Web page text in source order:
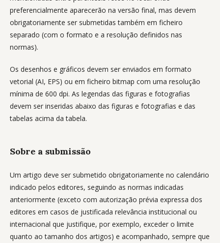
preferencialmente aparecerão na versão final, mas devem
obrigatoriamente ser submetidas também em ficheiro
separado (com o formato e a resolução definidos nas
normas).
Os desenhos e gráficos devem ser enviados em formato
vetorial (AI, EPS) ou em ficheiro bitmap com uma resolução
mínima de 600 dpi. As legendas das figuras e fotografias
devem ser inseridas abaixo das figuras e fotografias e das
tabelas acima da tabela.
Sobre a submissão
Um artigo deve ser submetido obrigatoriamente no calendário
indicado pelos editores, seguindo as normas indicadas
anteriormente (exceto com autorização prévia expressa dos
editores em casos de justificada relevância institucional ou
internacional que justifique, por exemplo, exceder o limite
quanto ao tamanho dos artigos) e acompanhado, sempre que